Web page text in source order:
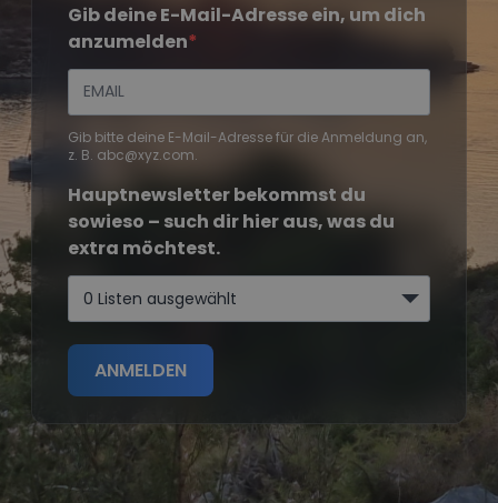
Gib deine E-Mail-Adresse ein, um dich
anzumelden
Gib bitte deine E-Mail-Adresse für die Anmeldung an,
z. B. abc@xyz.com.
Hauptnewsletter bekommst du
sowieso – such dir hier aus, was du
extra möchtest.
0 Listen ausgewählt
ANMELDEN